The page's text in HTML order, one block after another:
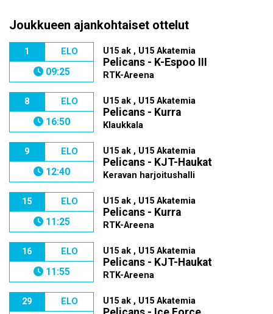
Joukkueen ajankohtaiset ottelut
1 ELO
09:25
U15 ak , U15 Akatemia
Pelicans - K-Espoo III
RTK-Areena
8 ELO
16:50
U15 ak , U15 Akatemia
Pelicans - Kurra
Klaukkala
9 ELO
12:40
U15 ak , U15 Akatemia
Pelicans - KJT-Haukat
Keravan harjoitushalli
15 ELO
11:25
U15 ak , U15 Akatemia
Pelicans - Kurra
RTK-Areena
16 ELO
11:55
U15 ak , U15 Akatemia
Pelicans - KJT-Haukat
RTK-Areena
29 ELO U15 ak , U15 Akatemia